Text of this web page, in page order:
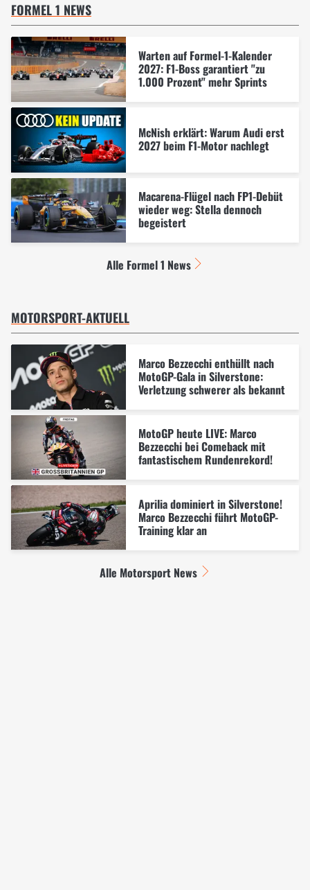
FORMEL 1 NEWS
Warten auf Formel-1-Kalender
2027: F1-Boss garantiert "zu
1.000 Prozent" mehr Sprints
McNish erklärt: Warum Audi erst
2027 beim F1-Motor nachlegt
Macarena-Flügel nach FP1-Debüt
wieder weg: Stella dennoch
begeistert
Alle Formel 1 News
MOTORSPORT-AKTUELL
Marco Bezzecchi enthüllt nach
MotoGP-Gala in Silverstone:
Verletzung schwerer als bekannt
MotoGP heute LIVE: Marco
Bezzecchi bei Comeback mit
fantastischem Rundenrekord!
Aprilia dominiert in Silverstone!
Marco Bezzecchi führt MotoGP-
Training klar an
Alle Motorsport News